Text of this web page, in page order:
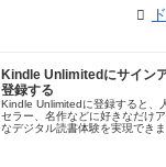
Kindle Unlimitedにサイン
登録する
Kindle Unlimitedに登録すると、
セラー、名作などに好きなだけ
なデジタル読書体験を実現できま